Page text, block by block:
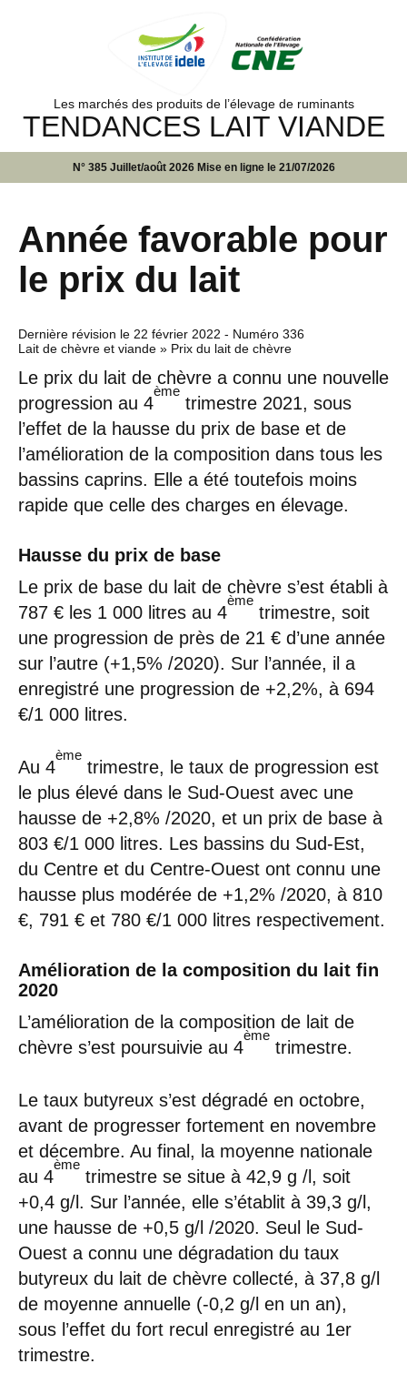
Les marchés des produits de l’élevage de ruminants
TENDANCES LAIT VIANDE
N° 385 Juillet/août 2026 Mise en ligne le 21/07/2026
Année favorable pour
le prix du lait
Dernière révision le 22 février 2022 - Numéro 336
Lait de chèvre et viande » Prix du lait de chèvre
Le prix du lait de chèvre a connu une nouvelle
progression au 4
ème
trimestre 2021, sous
l’effet de la hausse du prix de base et de
l’amélioration de la composition dans tous les
bassins caprins. Elle a été toutefois moins
rapide que celle des charges en élevage.
Hausse du prix de base
Le prix de base du lait de chèvre s’est établi à
787 € les 1 000 litres au 4
ème
trimestre, soit
une progression de près de 21 € d’une année
sur l’autre (+1,5% /2020). Sur l’année, il a
enregistré une progression de +2,2%, à 694
€/1 000 litres.
Au 4
ème
trimestre, le taux de progression est
le plus élevé dans le Sud-Ouest avec une
hausse de +2,8% /2020, et un prix de base à
803 €/1 000 litres. Les bassins du Sud-Est,
du Centre et du Centre-Ouest ont connu une
hausse plus modérée de +1,2% /2020, à 810
€, 791 € et 780 €/1 000 litres respectivement.
Amélioration de la composition du lait fin
2020
L’amélioration de la composition de lait de
chèvre s’est poursuivie au 4
ème
trimestre.
Le taux butyreux s’est dégradé en octobre,
avant de progresser fortement en novembre
et décembre. Au final, la moyenne nationale
au 4
ème
trimestre se situe à 42,9 g /l, soit
+0,4 g/l. Sur l’année, elle s’établit à 39,3 g/l,
une hausse de +0,5 g/l /2020. Seul le Sud-
Ouest a connu une dégradation du taux
butyreux du lait de chèvre collecté, à 37,8 g/l
de moyenne annuelle (-0,2 g/l en un an),
sous l’effet du fort recul enregistré au 1er
trimestre.